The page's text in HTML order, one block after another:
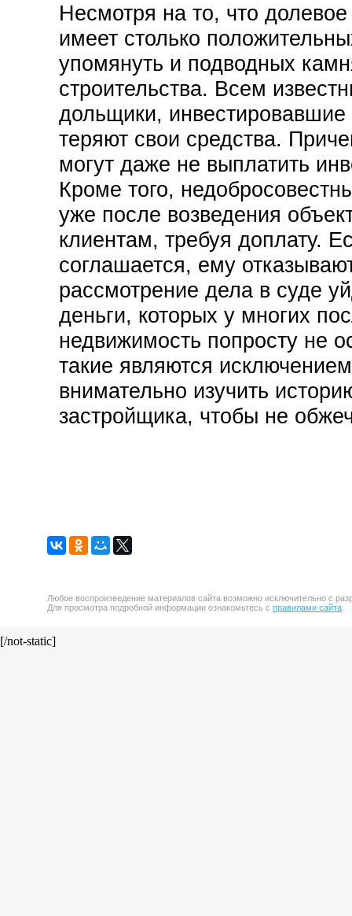
Несмотря на то, что
имеет столько
упомянуть и подводных
строительства. Всем
дольщики,
теряют свои средства.
могут даже не выплатить
Кроме того,
уже после возведения
клиентам, требуя доплату.
соглашается, ему
рассмотрение дела в суде
деньги, которых у многих
недвижимость попросту не
такие являются
внимательно изучить
застройщика, чтобы не
Любое воспроизведение материалов сайта возможно исключительно с
Для просмотра подробной информации ознакомьтесь с правилами сайта
[/not-static]